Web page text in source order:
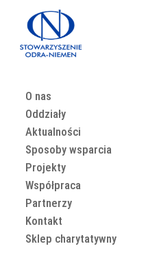
O nas
Oddziały
Aktualności
Sposoby wsparcia
Projekty
Współpraca
Partnerzy
Kontakt
Sklep charytatywny